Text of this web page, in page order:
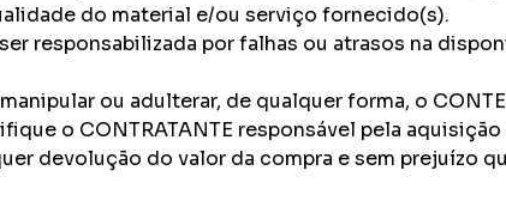
do material e/ou serviço fornecido(s).
responsabilizada por falhas ou atrasos na
ou adulterar, de qualquer forma, o
o CONTRATANTE responsável pela
devolução do valor da compra e sem